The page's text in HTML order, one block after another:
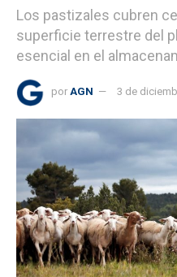
Los pastizales cubren
superficie terrestre del
esencial en el
por AGN 3 de